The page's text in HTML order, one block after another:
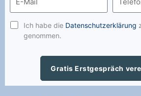
Ich habe die Datenschutzerklärung
genommen.
Gratis Erstgespräch